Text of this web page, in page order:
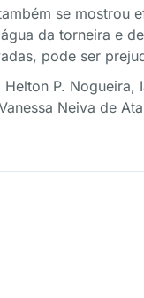
se mostrou
da torneira e
pode ser
P.
Neiva de